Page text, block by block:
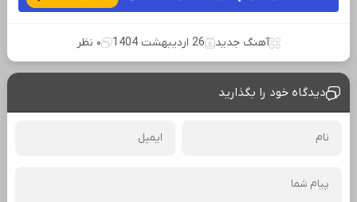
آهنگ جدید 26 اردیبهشت 1404 ۰ نظر
دیدگاه خود را بگذارید